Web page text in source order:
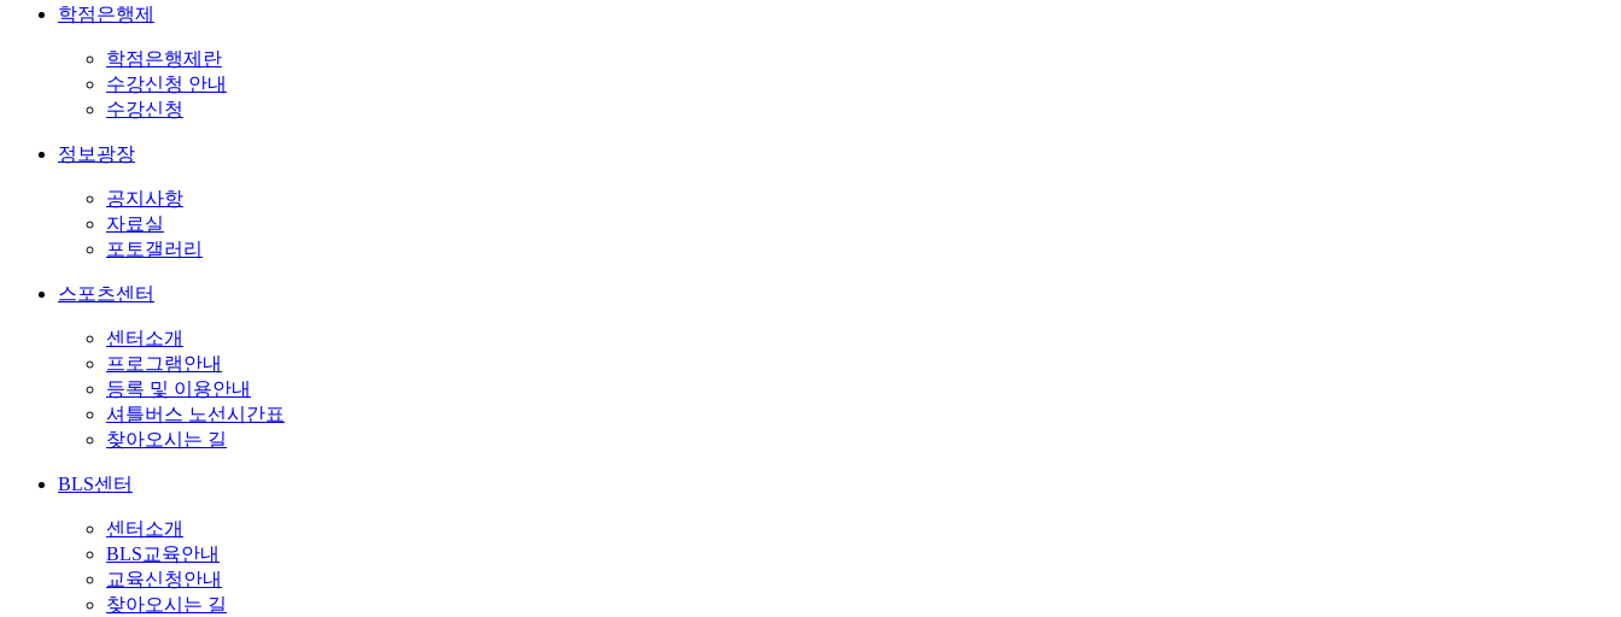
학점은행제
학점은행제란
수강신청 안내
수강신청
정보광장
공지사항
자료실
포토갤러리
스포츠센터
센터소개
프로그램안내
등록 및 이용안내
셔틀버스 노선시간표
찾아오시는 길
BLS센터
센터소개
BLS교육안내
교육신청안내
찾아오시는 길